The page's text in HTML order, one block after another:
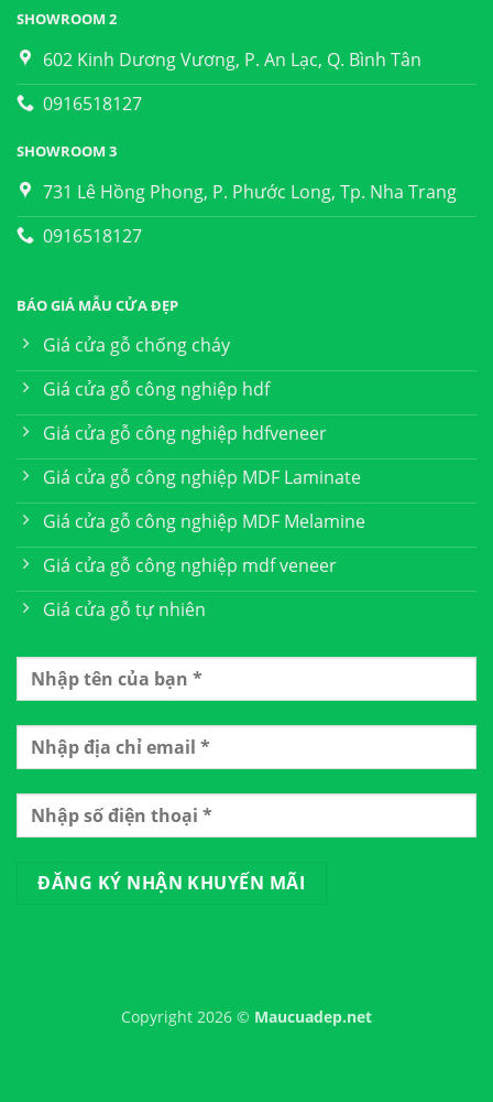
SHOWROOM 2
602 Kinh Dương Vương, P. An Lạc, Q. Bình Tân
0916518127
SHOWROOM 3
731 Lê Hồng Phong, P. Phước Long, Tp. Nha Trang
0916518127
BÁO GIÁ MẪU CỬA ĐẸP
Giá cửa gỗ chống cháy
Giá cửa gỗ công nghiệp hdf
Giá cửa gỗ công nghiệp hdfveneer
Giá cửa gỗ công nghiệp MDF Laminate
Giá cửa gỗ công nghiệp MDF Melamine
Giá cửa gỗ công nghiệp mdf veneer
Giá cửa gỗ tự nhiên
Copyright 2026 © Maucuadep.net